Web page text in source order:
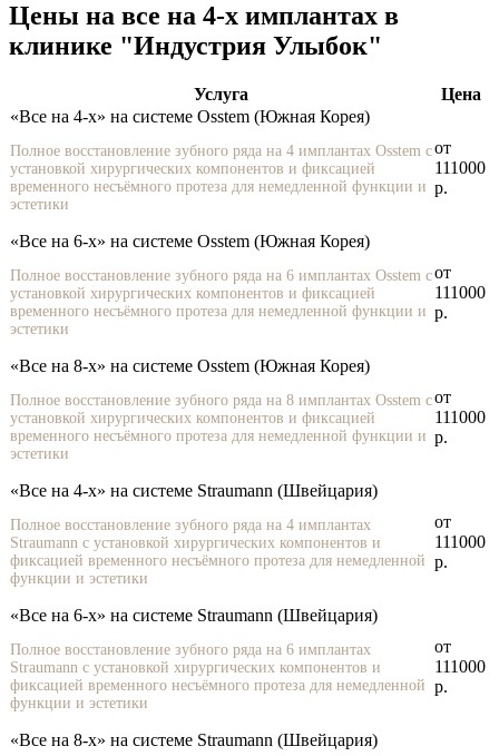
Цены на все на 4-х имплантах в
клинике "Индустрия Улыбок"
Услуга
Цена
«Все на 4-х» на системе Osstem (Южная Корея)
Полное восстановление зубного ряда на 4 имплантах Osstem с
установкой хирургических компонентов и фиксацией
временного несъёмного протеза для немедленной функции и
эстетики
от
111000
р.
«Все на 6-х» на системе Osstem (Южная Корея)
Полное восстановление зубного ряда на 6 имплантах Osstem с
установкой хирургических компонентов и фиксацией
временного несъёмного протеза для немедленной функции и
эстетики
от
111000
р.
«Все на 8-х» на системе Osstem (Южная Корея)
Полное восстановление зубного ряда на 8 имплантах Osstem с
установкой хирургических компонентов и фиксацией
временного несъёмного протеза для немедленной функции и
эстетики
от
111000
р.
«Все на 4-х» на системе Straumann (Швейцария)
Полное восстановление зубного ряда на 4 имплантах
Straumann с установкой хирургических компонентов и
фиксацией временного несъёмного протеза для немедленной
функции и эстетики
от
111000
р.
«Все на 6-х» на системе Straumann (Швейцария)
Полное восстановление зубного ряда на 6 имплантах
Straumann с установкой хирургических компонентов и
фиксацией временного несъёмного протеза для немедленной
функции и эстетики
от
111000
р.
«Все на 8-х» на системе Straumann (Швейцария)